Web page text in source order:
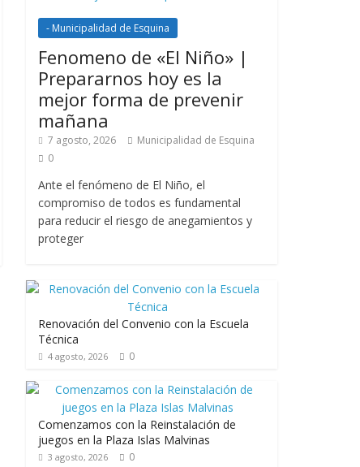
- Municipalidad de Esquina
Fenomeno de «El Niño» |
Prepararnos hoy es la
mejor forma de prevenir
mañana
7 agosto, 2026
Municipalidad de Esquina
0
Ante el fenómeno de El Niño, el
compromiso de todos es fundamental
para reducir el riesgo de anegamientos y
proteger
Renovación del Convenio con la Escuela
Técnica
4 agosto, 2026 0
Comenzamos con la Reinstalación de
juegos en la Plaza Islas Malvinas
3 agosto, 2026 0